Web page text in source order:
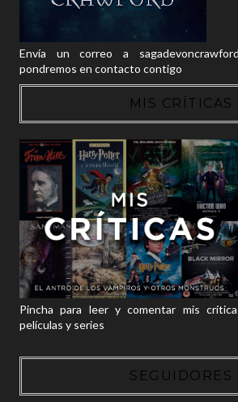
Envía un correo a
pondremos en contacto contigo
MIS CRÍTICAS
Pincha para leer y comentar mis
películas y series
SEGUIDORES